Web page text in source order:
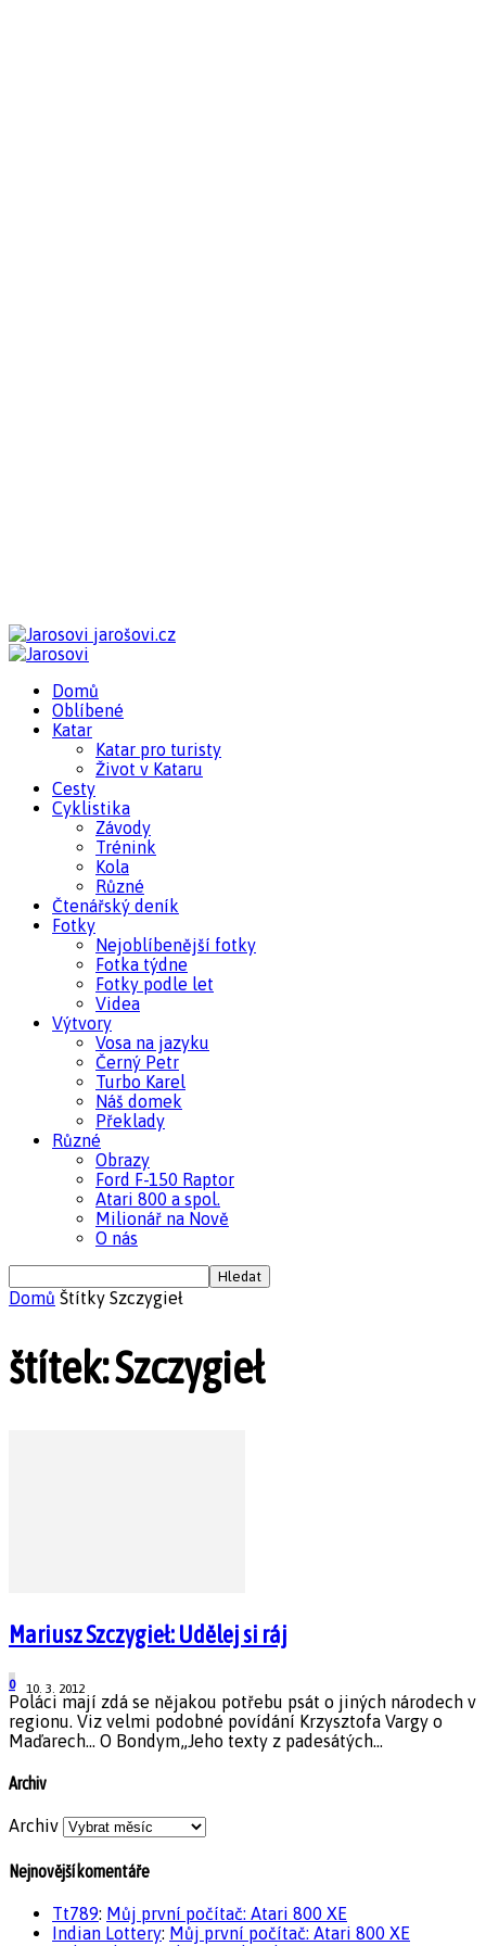
jarošovi.cz
Domů
Oblíbené
Katar
Katar pro turisty
Život v Kataru
Cesty
Cyklistika
Závody
Trénink
Kola
Různé
Čtenářský deník
Fotky
Nejoblíbenější fotky
Fotka týdne
Fotky podle let
Videa
Výtvory
Vosa na jazyku
Černý Petr
Turbo Karel
Náš domek
Překlady
Různé
Obrazy
Ford F-150 Raptor
Atari 800 a spol.
Milionář na Nově
O nás
Domů Štítky Szczygieł
štítek: Szczygieł
Mariusz Szczygieł: Udělej si ráj
10. 3. 2012
0
Poláci mají zdá se nějakou potřebu psát o jiných národech v
regionu. Viz velmi podobné povídání Krzysztofa Vargy o
Maďarech... O Bondym„Jeho texty z padesátých...
Archiv
Archiv
Nejnovější komentáře
Tt789: Můj první počítač: Atari 800 XE
Indian Lottery: Můj první počítač: Atari 800 XE